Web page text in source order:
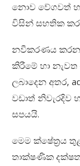
නොව වේගවත්
විසින් සහතික
නවීකරණය කරන
කිරීමේ හා
ලබාදෙන අතර,
වඩාත් නිවැරදිව
සපයයි.
මෙම ක්ෂේත්‍රය
තාක්ෂණික